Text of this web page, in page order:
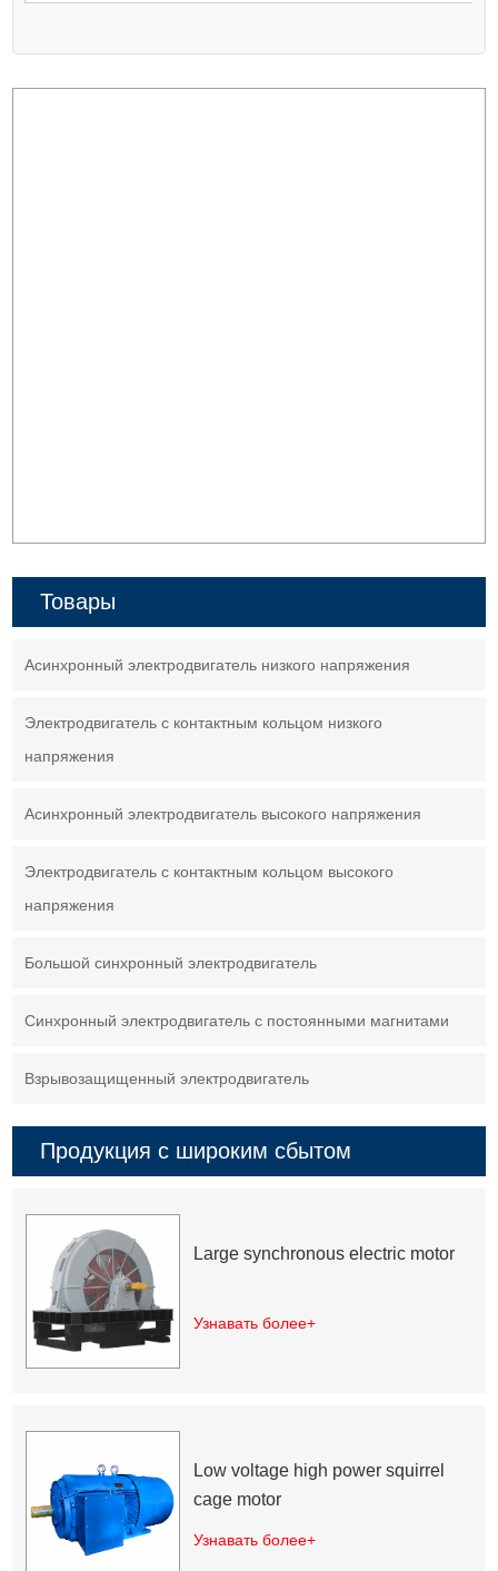
Товары
Асинхронный электродвигатель низкого напряжения
Электродвигатель с контактным кольцом низкого
напряжения
Асинхронный электродвигатель высокого напряжения
Электродвигатель с контактным кольцом высокого
напряжения
Большой синхронный электродвигатель
Синхронный электродвигатель с постоянными магнитами
Взрывозащищенный электродвигатель
Продукция с широким сбытом
Large synchronous electric motor
Узнавать более+
Low voltage high power squirrel
cage motor
Узнавать более+